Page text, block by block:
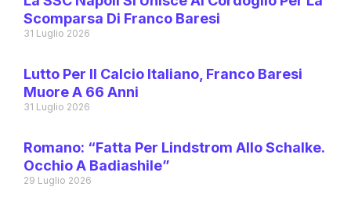
Scomparsa Di Franco Baresi
31 Luglio 2026
Lutto Per Il Calcio Italiano, Franco Baresi
Muore A 66 Anni
31 Luglio 2026
Romano: “Fatta Per Lindstrom Allo Schalke.
Occhio A Badiashile”
29 Luglio 2026